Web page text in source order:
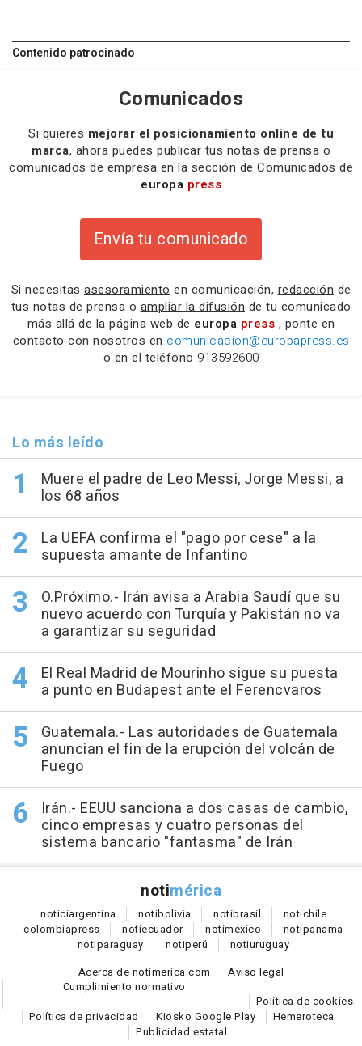
Contenido patrocinado
Comunicados
Si quieres mejorar el posicionamiento online de tu
marca, ahora puedes publicar tus notas de prensa o
comunicados de empresa en la sección de Comunicados de
europa press
Envía tu comunicado
Si necesitas asesoramiento en comunicación, redacción de
tus notas de prensa o ampliar la difusión de tu comunicado
más allá de la página web de europa press , ponte en
contacto con nosotros en comunicacion@europapress.es
o en el teléfono 913592600
Lo más leído
Muere el padre de Leo Messi, Jorge Messi, a
los 68 años
La UEFA confirma el "pago por cese" a la
supuesta amante de Infantino
O.Próximo.- Irán avisa a Arabia Saudí que su
nuevo acuerdo con Turquía y Pakistán no va
a garantizar su seguridad
El Real Madrid de Mourinho sigue su puesta
a punto en Budapest ante el Ferencvaros
Guatemala.- Las autoridades de Guatemala
anuncian el fin de la erupción del volcán de
Fuego
Irán.- EEUU sanciona a dos casas de cambio,
cinco empresas y cuatro personas del
sistema bancario "fantasma" de Irán
notimérica
noticiargentina notibolivia notibrasil notichile
colombiapress notiecuador notiméxico notipanama
notiparaguay notiperú notiuruguay
Acerca de notimerica.com
Aviso legal
Cumplimiento normativo
Política de cookies
Política de privacidad
Kiosko Google Play
Hemeroteca
Publicidad estatal